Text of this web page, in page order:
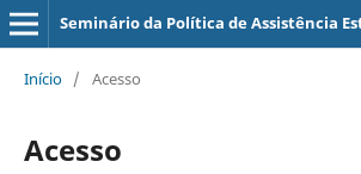
Início / Acesso
Acesso